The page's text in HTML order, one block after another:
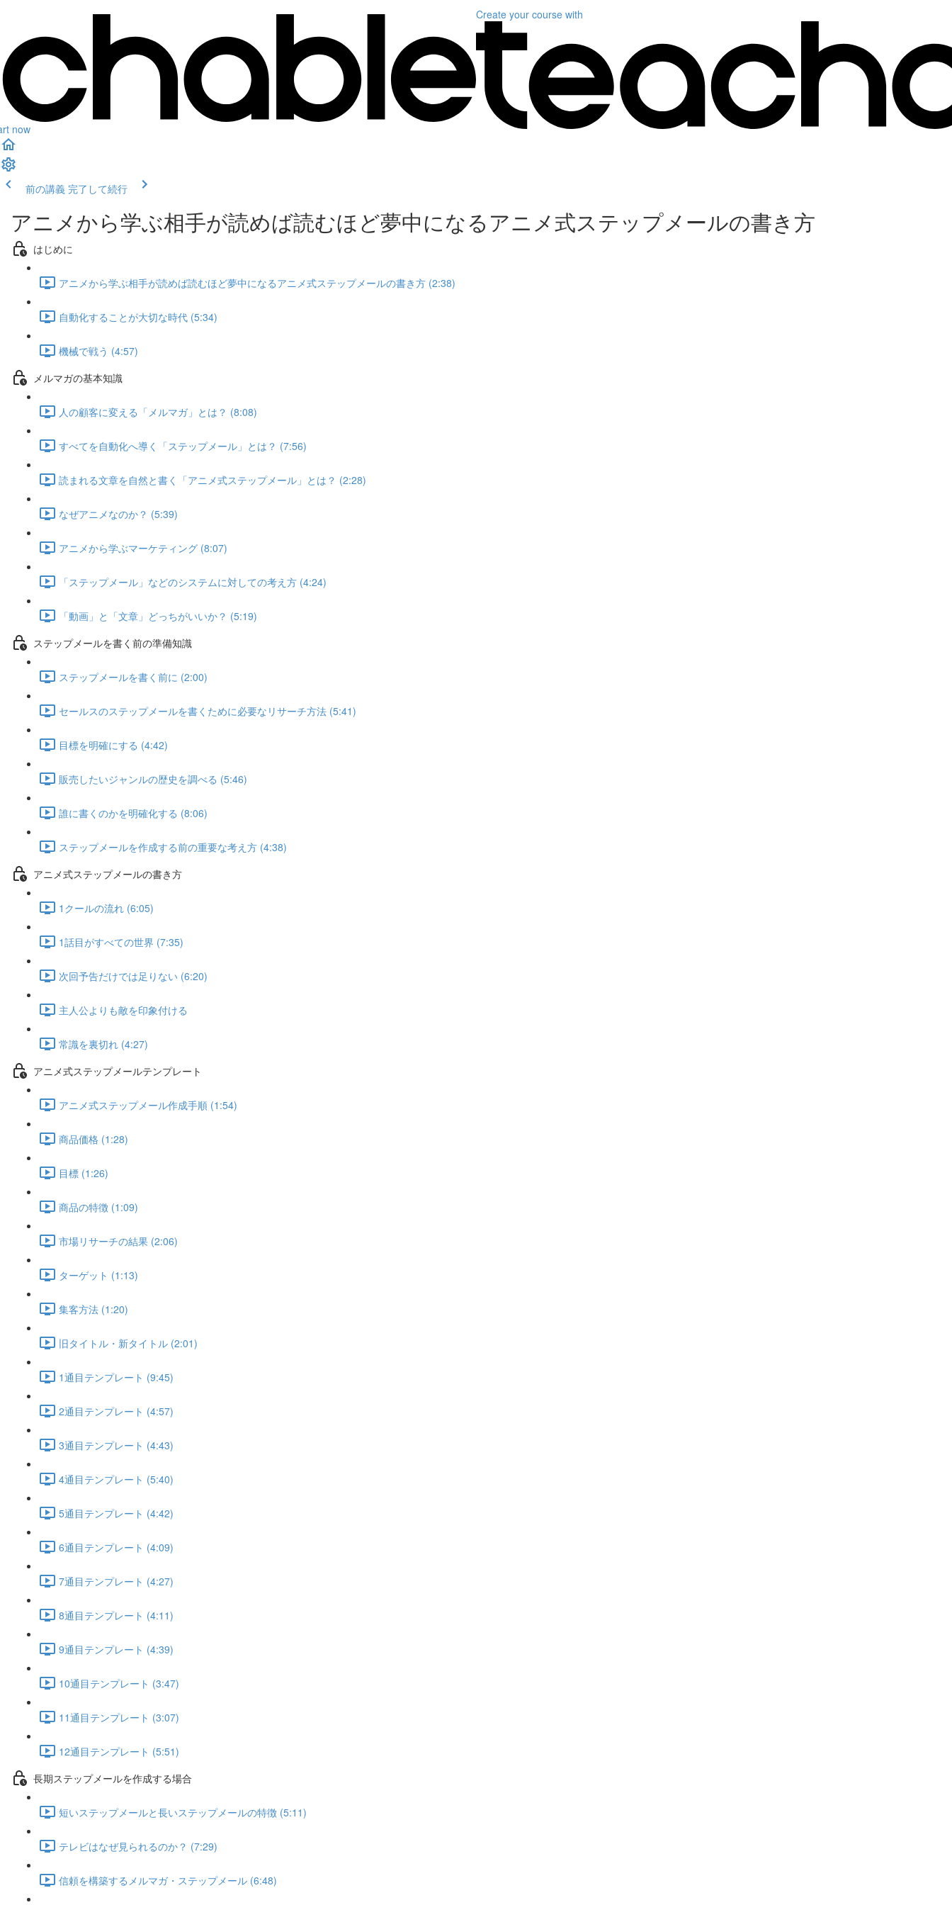
now
Create your course with
前の講義 完了して続行
アニメから学ぶ相手が読めば読むほど夢中になるアニメ式ステップメールの書き方
はじめに
アニメから学ぶ相手が読めば読むほど夢中になるアニメ式ステップメールの書き方 (2:38)
自動化することが大切な時代 (5:34)
機械で戦う (4:57)
メルマガの基本知識
人の顧客に変える「メルマガ」とは？ (8:08)
すべてを自動化へ導く「ステップメール」とは？ (7:56)
読まれる文章を自然と書く「アニメ式ステップメール」とは？ (2:28)
なぜアニメなのか？ (5:39)
アニメから学ぶマーケティング (8:07)
「ステップメール」などのシステムに対しての考え方 (4:24)
「動画」と「文章」どっちがいいか？ (5:19)
ステップメールを書く前の準備知識
ステップメールを書く前に (2:00)
セールスのステップメールを書くために必要なリサーチ方法 (5:41)
目標を明確にする (4:42)
販売したいジャンルの歴史を調べる (5:46)
誰に書くのかを明確化する (8:06)
ステップメールを作成する前の重要な考え方 (4:38)
アニメ式ステップメールの書き方
1クールの流れ (6:05)
1話目がすべての世界 (7:35)
次回予告だけでは足りない (6:20)
主人公よりも敵を印象付ける
常識を裏切れ (4:27)
アニメ式ステップメールテンプレート
アニメ式ステップメール作成手順 (1:54)
商品価格 (1:28)
目標 (1:26)
商品の特徴 (1:09)
市場リサーチの結果 (2:06)
ターゲット (1:13)
集客方法 (1:20)
旧タイトル・新タイトル (2:01)
1通目テンプレート (9:45)
2通目テンプレート (4:57)
3通目テンプレート (4:43)
4通目テンプレート (5:40)
5通目テンプレート (4:42)
6通目テンプレート (4:09)
7通目テンプレート (4:27)
8通目テンプレート (4:11)
9通目テンプレート (4:39)
10通目テンプレート (3:47)
11通目テンプレート (3:07)
12通目テンプレート (5:51)
長期ステップメールを作成する場合
短いステップメールと長いステップメールの特徴 (5:11)
テレビはなぜ見られるのか？ (7:29)
信頼を構築するメルマガ・ステップメール (6:48)